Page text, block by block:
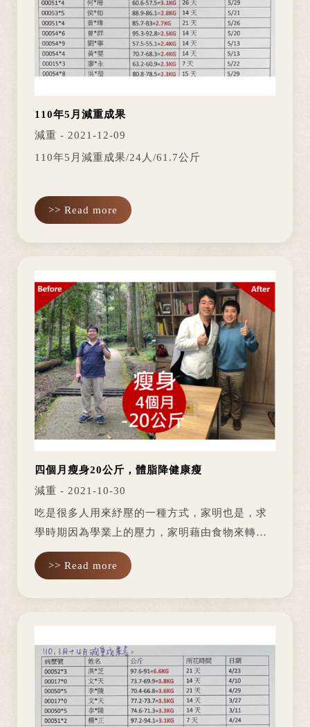
110年5月減重成果
減重 - 2021-12-09
110年5月減重成果/24人/61.7公斤
>> Read more
四個月瘦身20公斤，體脂降健康瘦
減重 - 2021-10-30
吃是很多人用來紓壓的一種方式，家明也是，求
學時期因為學業上的壓力，家明藉由食物來轉移
這些壓力，也使得在國一到高一短短三年的時
間，體重就從56公斤飆升至90公斤，於是也開啓
>> Read more